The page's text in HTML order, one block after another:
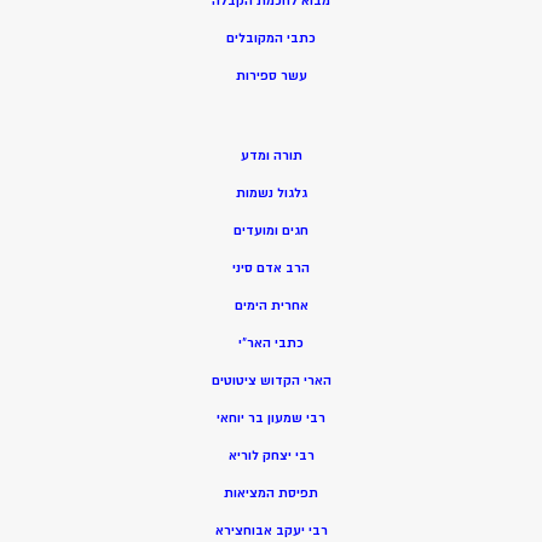
כתבי המקובלים
עשר ספירות
תורה ומדע
גלגול נשמות
חגים ומועדים
הרב אדם סיני
אחרית הימים
כתבי האר”י
הארי הקדוש ציטוטים
רבי שמעון בר יוחאי
רבי יצחק לוריא
תפיסת המציאות
רבי יעקב אבוחצירא